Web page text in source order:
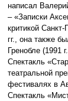
написал
– «Записки
критикой
гг., она также
Гренобле (1991
Спектакль
театральной
фестивалях в
Спектакль